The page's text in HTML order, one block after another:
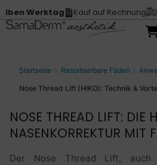
Kauf auf Rechnung
Startseite Resorbierbare Fäden
Nose Thread Lift (HIKO): Technik &
NOSE THREAD LIFT: DIE
NASENKORREKTUR MIT
Der Nose Thread Lift, auch